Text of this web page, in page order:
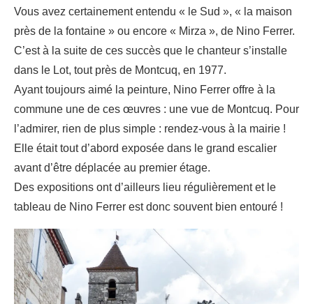
Vous avez certainement entendu « le Sud », « la maison
près de la fontaine » ou encore « Mirza », de Nino Ferrer.
C’est à la suite de ces succès que le chanteur s’installe
dans le Lot, tout près de Montcuq, en 1977.
Ayant toujours aimé la peinture, Nino Ferrer offre à la
commune une de ces œuvres : une vue de Montcuq. Pour
l’admirer, rien de plus simple : rendez-vous à la mairie !
Elle était tout d’abord exposée dans le grand escalier
avant d’être déplacée au premier étage.
Des expositions ont d’ailleurs lieu régulièrement et le
tableau de Nino Ferrer est donc souvent bien entouré !